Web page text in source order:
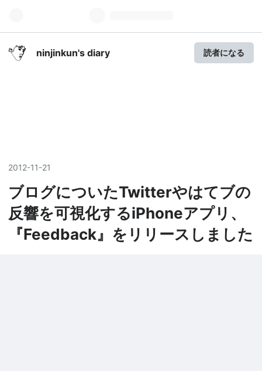
ninjinkun's diary 読者になる
2012-11-21
ブログについたTwitterやはてブの
反響を可視化するiPhoneアプリ、
『Feedback』をリリースしました